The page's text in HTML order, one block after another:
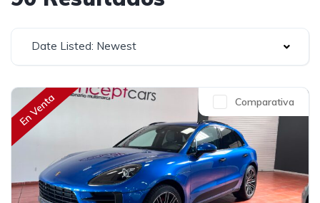
Date Listed: Newest
En Venta Comparativa